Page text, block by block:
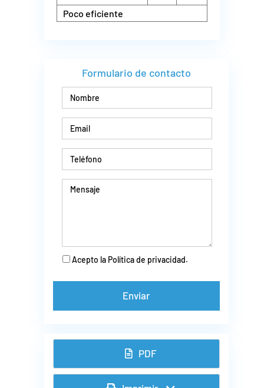
Poco eficiente
Formulario de contacto
Acepto la Política de privacidad.
PDF